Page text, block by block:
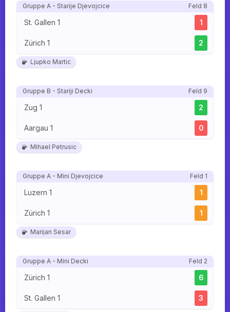
Gruppe A - Starije Djevojcice Feld 8
St. Gallen 1 1
Zürich 1 2
Ljupko Martic
Gruppe B - Stariji Decki Feld 9
Zug 1 2
Aargau 1 0
Mihael Petrusic
Gruppe A - Mini Djevojcice Feld 1
Luzern 1 1
Zürich 1 1
Marijan Sesar
Gruppe A - Mini Decki Feld 2
Zürich 1 6
St. Gallen 1 3